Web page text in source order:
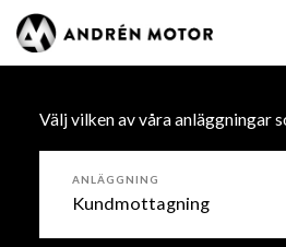
Välj vilken av våra anläggningar
ANLÄGGNING